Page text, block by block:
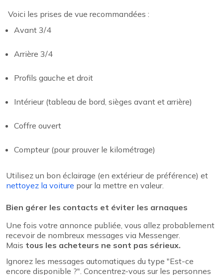
Voici les prises de vue recommandées :
Avant 3/4
Arrière 3/4
Profils gauche et droit
Intérieur (tableau de bord, sièges avant et arrière)
Coffre ouvert
Compteur (pour prouver le kilométrage)
Utilisez un bon éclairage (en extérieur de préférence) et
nettoyez la voiture pour la mettre en valeur.
Bien gérer les contacts et éviter les arnaques
Une fois votre annonce publiée, vous allez probablement
recevoir de nombreux messages via Messenger.
Mais tous les acheteurs ne sont pas sérieux.
Ignorez les messages automatiques du type "Est-ce
encore disponible ?". Concentrez-vous sur les personnes